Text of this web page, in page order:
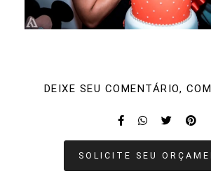
DEIXE SEU COMENTÁRIO,
SOLICITE SEU